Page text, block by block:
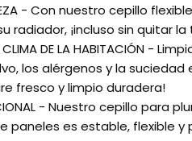
- Con nuestro cepillo
radiador, ¡incluso sin quitar
CLIMA DE LA HABITACIÓN -
los alérgenos y la
fresco y limpio duradera!
- Nuestro cepillo
paneles es estable, flexible y